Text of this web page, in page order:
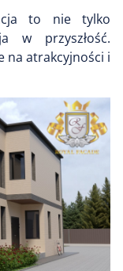
to nie tylko
w przyszłość.
na atrakcyjności i